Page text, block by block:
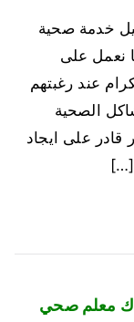
خدمة صحية
نعمل على
عند رغبتهم
الصحية
قادر على ايجاد
[…]
/ فني سباك معلم صحي